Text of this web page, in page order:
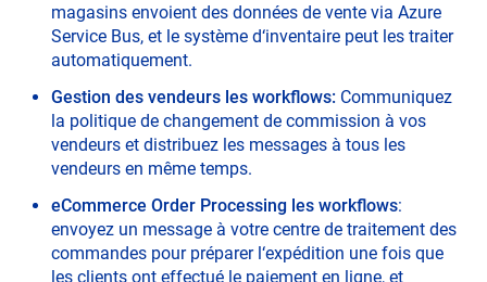
magasins envoient des données de vente via Azure
Service Bus, et le système d‘inventaire peut les traiter
automatiquement.
Gestion des vendeurs les workflows: Communiquez
la politique de changement de commission à vos
vendeurs et distribuez les messages à tous les
vendeurs en même temps.
eCommerce Order Processing les workflows:
envoyez un message à votre centre de traitement des
commandes pour préparer l‘expédition une fois que
les clients ont effectué le paiement en ligne, et